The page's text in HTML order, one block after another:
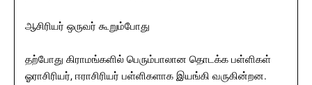
ஆசிரியர் ஒருவர் கூறும்போது
தற்போது கிராமங்களில் பெரும்பாலான தொடக்க பள்ளிகள்
ஓராசிரியர், ஈராசிரியர் பள்ளிகளாக இயங்கி வருகின்றன.